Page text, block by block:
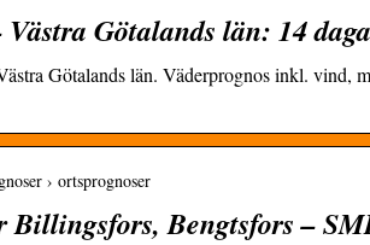
Götalands län: 14
Götalands län. Väderprognos inkl. vind,
› ortsprognoser
Billingsfors, Bengtsfors –